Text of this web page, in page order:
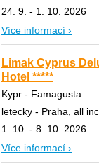
24. 9. - 1. 10. 2026
Více informací ›
Limak Cyprus
Hotel *****
Kypr - Famagusta
letecky - Praha, all
1. 10. - 8. 10. 2026
Více informací ›